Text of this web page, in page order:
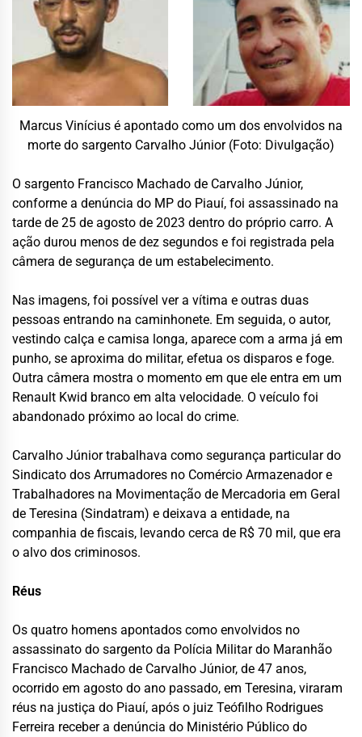
Marcus Vinícius é apontado como um dos envolvidos na
morte do sargento Carvalho Júnior (Foto: Divulgação)
O sargento Francisco Machado de Carvalho Júnior,
conforme a denúncia do MP do Piauí, foi assassinado na
tarde de 25 de agosto de 2023 dentro do próprio carro. A
ação durou menos de dez segundos e foi registrada pela
câmera de segurança de um estabelecimento.
Nas imagens, foi possível ver a vítima e outras duas
pessoas entrando na caminhonete. Em seguida, o autor,
vestindo calça e camisa longa, aparece com a arma já em
punho, se aproxima do militar, efetua os disparos e foge.
Outra câmera mostra o momento em que ele entra em um
Renault Kwid branco em alta velocidade. O veículo foi
abandonado próximo ao local do crime.
Carvalho Júnior trabalhava como segurança particular do
Sindicato dos Arrumadores no Comércio Armazenador e
Trabalhadores na Movimentação de Mercadoria em Geral
de Teresina (Sindatram) e deixava a entidade, na
companhia de fiscais, levando cerca de R$ 70 mil, que era
o alvo dos criminosos.
Réus
Os quatro homens apontados como envolvidos no
assassinato do sargento da Polícia Militar do Maranhão
Francisco Machado de Carvalho Júnior, de 47 anos,
ocorrido em agosto do ano passado, em Teresina, viraram
réus na justiça do Piauí, após o juiz Teófilho Rodrigues
Ferreira receber a denúncia do Ministério Público do